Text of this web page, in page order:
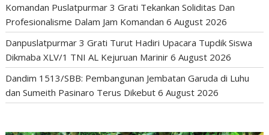
Komandan Puslatpurmar 3 Grati Tekankan Soliditas Dan
Profesionalisme Dalam Jam Komandan 6 August 2026
Danpuslatpurmar 3 Grati Turut Hadiri Upacara Tupdik Siswa
Dikmaba XLV/1 TNI AL Kejuruan Marinir 6 August 2026
Dandim 1513/SBB: Pembangunan Jembatan Garuda di Luhu
dan Sumeith Pasinaro Terus Dikebut 6 August 2026